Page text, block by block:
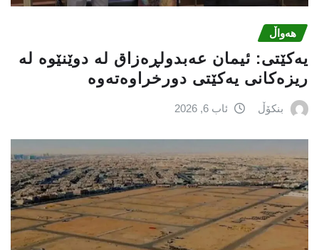
هەواڵ
یه‌كێتی: ئیمان عه‌بدولڕه‌زاق له‌ دوێنێوه‌ له‌
ریزه‌كانی یه‌كێتی دورخراوه‌ته‌وه‌
بنکۆڵ ئاب 6, 2026